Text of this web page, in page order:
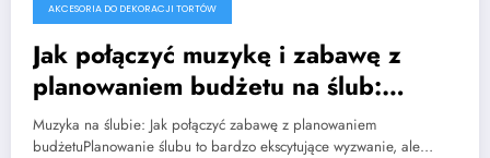
AKCESORIA DO DEKORACJI TORTÓW
Jak połączyć muzykę i zabawę z
planowaniem budżetu na ślub:
Praktyczne porady z księgowością
Muzyka na ślubie: Jak połączyć zabawę z planowaniem
budżetuPlanowanie ślubu to bardzo ekscytujące wyzwanie, ale…